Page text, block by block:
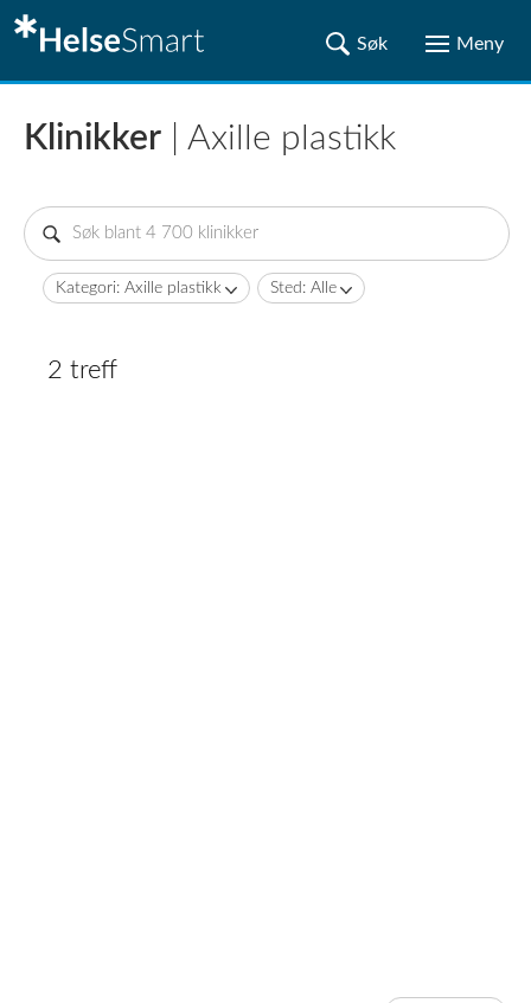
Klinikker | Axille plastikk
Kategori: Axille plastikk Sted: Alle
2 treff